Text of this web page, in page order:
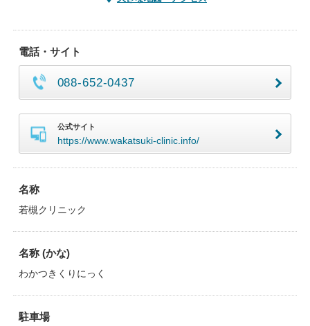
電話・サイト
088-652-0437
公式サイト
https://www.wakatsuki-clinic.info/
名称
若槻クリニック
名称 (かな)
わかつきくりにっく
駐車場